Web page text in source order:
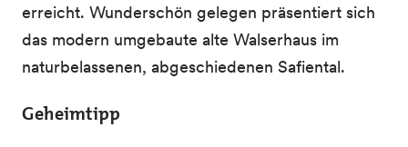
erreicht. Wunderschön gelegen präsentiert sich
das modern umgebaute alte Walserhaus im
naturbelassenen, abgeschiedenen Safiental.
Geheimtipp